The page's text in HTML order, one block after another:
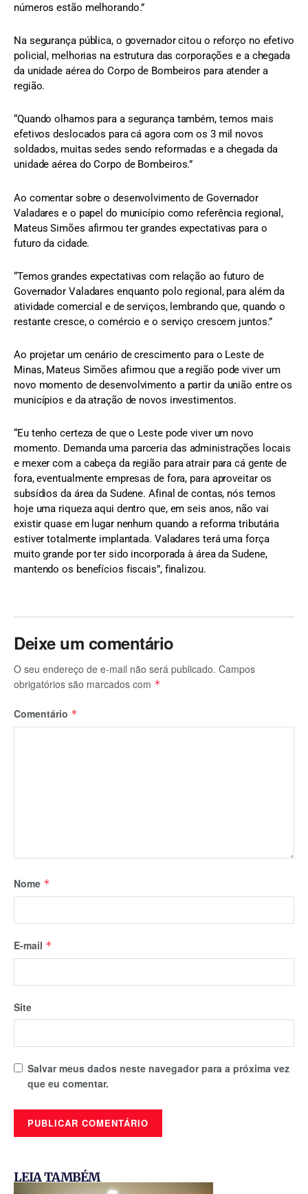
números estão melhorando.”
Na segurança pública, o governador citou o reforço no efetivo
policial, melhorias na estrutura das corporações e a chegada
da unidade aérea do Corpo de Bombeiros para atender a
região.
“Quando olhamos para a segurança também, temos mais
efetivos deslocados para cá agora com os 3 mil novos
soldados, muitas sedes sendo reformadas e a chegada da
unidade aérea do Corpo de Bombeiros.”
Ao comentar sobre o desenvolvimento de Governador
Valadares e o papel do município como referência regional,
Mateus Simões afirmou ter grandes expectativas para o
futuro da cidade.
“Temos grandes expectativas com relação ao futuro de
Governador Valadares enquanto polo regional, para além da
atividade comercial e de serviços, lembrando que, quando o
restante cresce, o comércio e o serviço crescem juntos.”
Ao projetar um cenário de crescimento para o Leste de
Minas, Mateus Simões afirmou que a região pode viver um
novo momento de desenvolvimento a partir da união entre os
municípios e da atração de novos investimentos.
“Eu tenho certeza de que o Leste pode viver um novo
momento. Demanda uma parceria das administrações locais
e mexer com a cabeça da região para atrair para cá gente de
fora, eventualmente empresas de fora, para aproveitar os
subsídios da área da Sudene. Afinal de contas, nós temos
hoje uma riqueza aqui dentro que, em seis anos, não vai
existir quase em lugar nenhum quando a reforma tributária
estiver totalmente implantada. Valadares terá uma força
muito grande por ter sido incorporada à área da Sudene,
mantendo os benefícios fiscais”, finalizou.
Deixe um comentário
O seu endereço de e-mail não será publicado. Campos
obrigatórios são marcados com *
Comentário *
Nome *
E-mail *
Site
Salvar meus dados neste navegador para a próxima vez
que eu comentar.
LEIA TAMBÉM